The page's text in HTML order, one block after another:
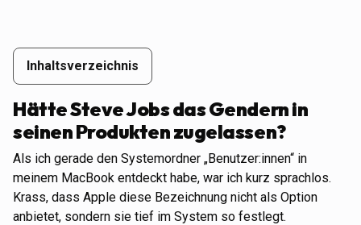
Inhaltsverzeichnis
Hätte Steve Jobs das Gendern in
seinen Produkten zugelassen?
Als ich gerade den Systemordner „Benutzer:innen“ in
meinem MacBook entdeckt habe, war ich kurz sprachlos.
Krass, dass Apple diese Bezeichnung nicht als Option
anbietet, sondern sie tief im System so festlegt.